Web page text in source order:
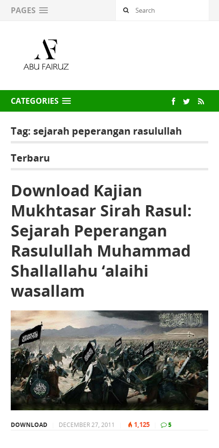
PAGES
CATEGORIES
Tag: sejarah peperangan rasulullah
Terbaru
Download Kajian
Mukhtasar Sirah Rasul:
Sejarah Peperangan
Rasulullah Muhammad
Shallallahu ‘alaihi
wasallam
DOWNLOAD DECEMBER 27, 2011 1,125 5